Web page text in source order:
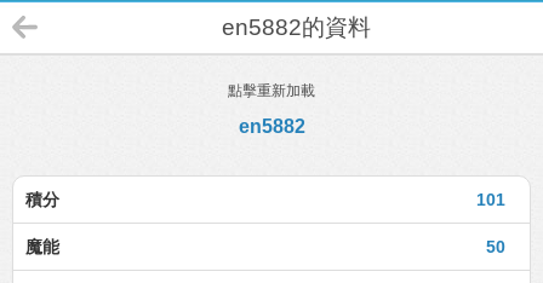
en5882的資料
點擊重新加載
en5882
101
積分
50
魔能